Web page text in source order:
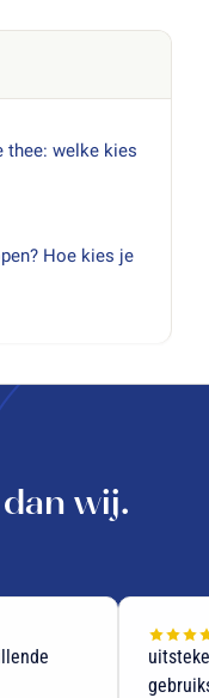
thee: welke kies
Hoe kies je
wij.